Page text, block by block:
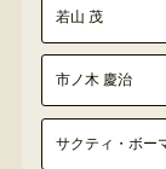
若山 茂
市ノ木 慶治
サクティ・ボー